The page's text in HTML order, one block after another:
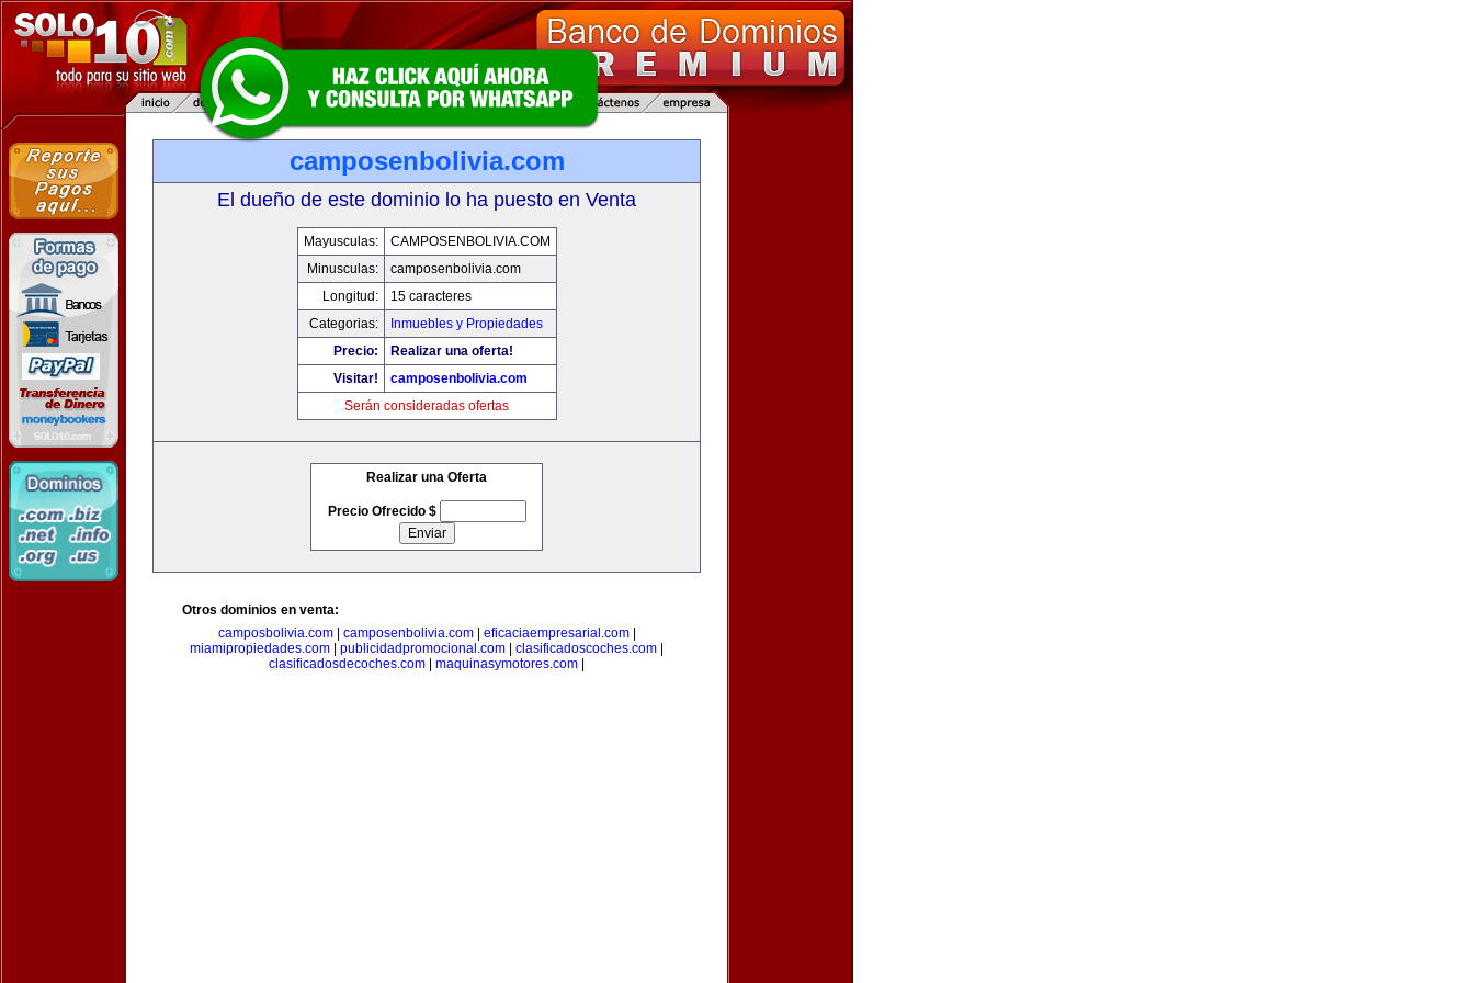
camposenbolivia.com
El dueño de este dominio lo ha puesto en Venta
Mayusculas:
CAMPOSENBOLIVIA.COM
Minusculas:
camposenbolivia.com
Longitud:
15 caracteres
Categorias:
Inmuebles y Propiedades
Precio:
Realizar una oferta!
Visitar!
camposenbolivia.com
Serán consideradas ofertas
Realizar una Oferta
Precio Ofrecido $
Otros dominios en venta:
camposbolivia.com| camposenbolivia.com| eficaciaempresarial.com|
miamipropiedades.com
publicidadpromocional.com clasificadoscoches.com
clasificadosdecoches.com
maquinasymotores.com